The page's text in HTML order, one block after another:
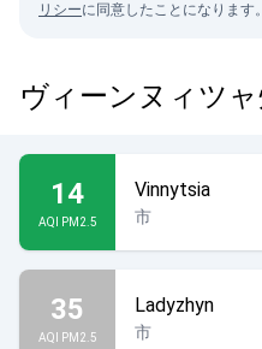
リシーに同意したことになります。
ヴィーンヌィツ
14
AQI PM2.5
Vinnytsia
市
35
AQI PM2.5
Ladyzhyn
市